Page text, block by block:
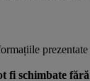
fi schimbate